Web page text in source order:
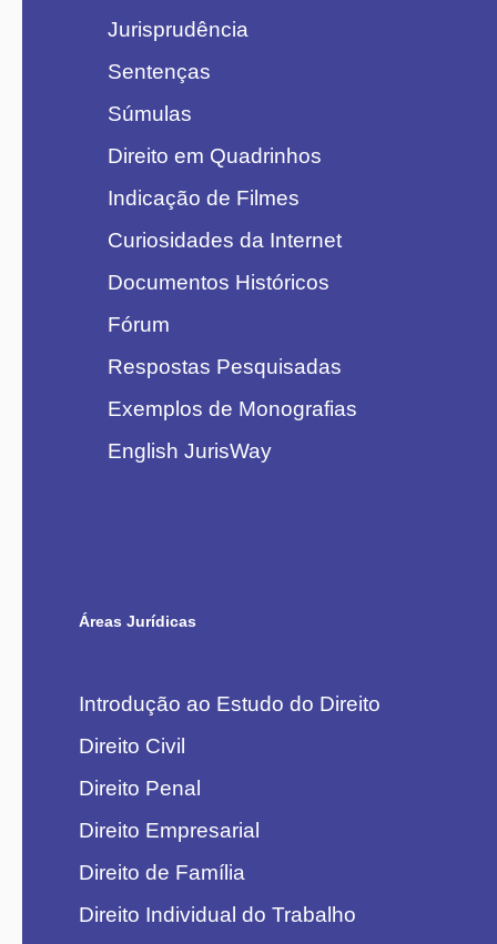
Jurisprudência
Sentenças
Súmulas
Direito em Quadrinhos
Indicação de Filmes
Curiosidades da Internet
Documentos Históricos
Fórum
Respostas Pesquisadas
Exemplos de Monografias
English JurisWay
Áreas Jurídicas
Introdução ao Estudo do Direito
Direito Civil
Direito Penal
Direito Empresarial
Direito de Família
Direito Individual do Trabalho